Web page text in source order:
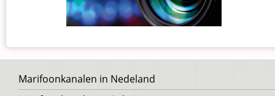
Voet
Marifoonkanalen in Nedeland